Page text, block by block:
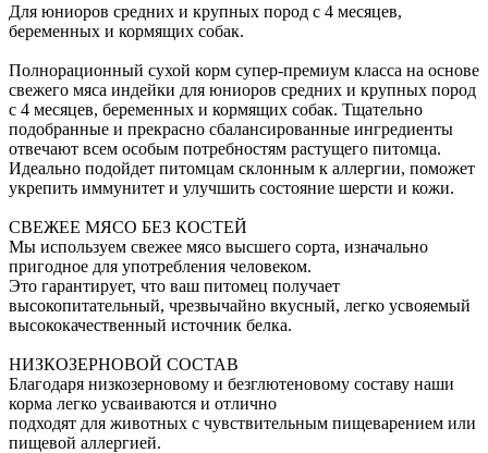
Для юниоров средних и крупных пород с 4 месяцев,
беременных и кормящих собак.
Полнорационный сухой корм супер-премиум класса на основе
свежего мяса индейки для юниоров средних и крупных пород
с 4 месяцев, беременных и кормящих собак. Тщательно
подобранные и прекрасно сбалансированные ингредиенты
отвечают всем особым потребностям растущего питомца.
Идеально подойдет питомцам склонным к аллергии, поможет
укрепить иммунитет и улучшить состояние шерсти и кожи.
СВЕЖЕЕ МЯСО БЕЗ КОСТЕЙ
Мы используем свежее мясо высшего сорта, изначально
пригодное для употребления человеком.
Это гарантирует, что ваш питомец получает
высокопитательный, чрезвычайно вкусный, легко усвояемый
высококачественный источник белка.
НИЗКОЗЕРНОВОЙ СОСТАВ
Благодаря низкозерновому и безглютеновому составу наши
корма легко усваиваются и отлично
подходят для животных с чувствительным пищеварением или
пищевой аллергией.